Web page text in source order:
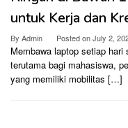
untuk Kerja dan
By Admin Posted onJuly 2,
Membawa laptop setiap
terutama bagi mahasiswa,
yang memiliki mobilitas […]